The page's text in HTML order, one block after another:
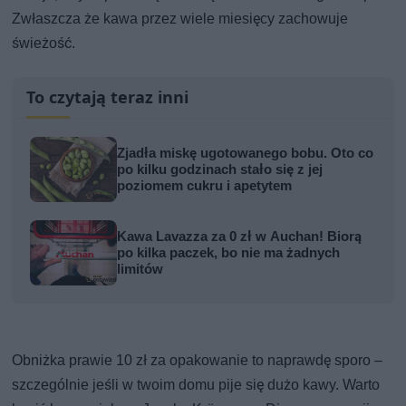
Zwłaszcza że kawa przez wiele miesięcy zachowuje
świeżość.
To czytają teraz inni
Zjadła miskę ugotowanego bobu. Oto co
po kilku godzinach stało się z jej
poziomem cukru i apetytem
Kawa Lavazza za 0 zł w Auchan! Biorą
po kilka paczek, bo nie ma żadnych
limitów
Obniżka prawie 10 zł za opakowanie to naprawdę sporo –
szczególnie jeśli w twoim domu pije się dużo kawy. Warto